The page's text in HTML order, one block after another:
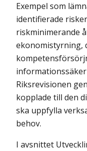
Exempel som
identifierade
riskminimerande
ekonomi­styrning,
Riksrevisionen
kopplade till den
ska uppfylla
behov.
I avsnittet